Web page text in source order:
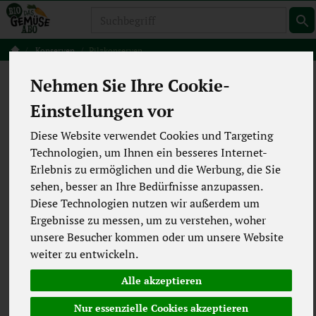
Nehmen Sie Ihre Cookie-
Einstellungen vor
Diese Website verwendet Cookies und Targeting
Technologien, um Ihnen ein besseres Internet-
Erlebnis zu ermöglichen und die Werbung, die Sie
sehen, besser an Ihre Bedürfnisse anzupassen.
Diese Technologien nutzen wir außerdem um
Ergebnisse zu messen, um zu verstehen, woher
unsere Besucher kommen oder um unsere Website
weiter zu entwickeln.
Alle akzeptieren
Nur essenzielle Cookies akzeptieren
Konserven Pilzkonserven
Pilzkonserven 2 von 5495
12
Hersteller Ernährung
Allergene